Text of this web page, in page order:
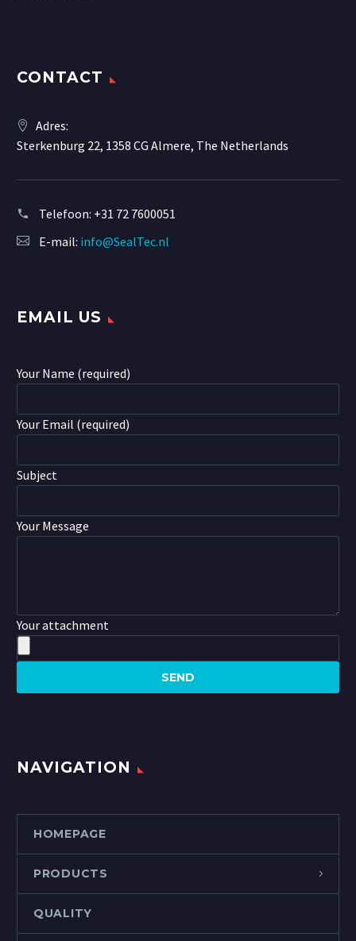
CONTACT
Adres:
Sterkenburg 22, 1358 CG Almere, The Netherlands
Telefoon: +31 72 7600051
E-mail: info@SealTec.nl
EMAIL US
Your Name (required)
Your Email (required)
Subject
Your Message
Your attachment
NAVIGATION
HOMEPAGE
PRODUCTS
QUALITY